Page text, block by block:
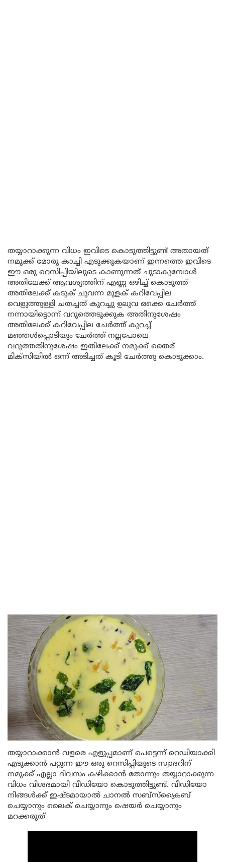
തയ്യാറാക്കുന്ന വിധം ഇവിടെ കൊടുത്തിട്ടുണ്ട് അതായത്
നമുക്ക് മോരു കാച്ചി എടുക്കുകയാണ് ഇന്നത്തെ ഇവിടെ
ഈ ഒരു റെസിപ്പിയിലൂടെ കാണുന്നത് ചൂടാകുമ്പോൾ
അതിലേക്ക് ആവശ്യത്തിന് എണ്ണ ഒഴിച്ച് കൊടുത്ത്
അതിലേക്ക് കടുക് ചുവന്ന മുളക് കറിവേപ്പില
വെളുത്തുള്ളി ചതച്ചത് കുറച്ചു ഉലുവ ഒക്കെ ചേർത്ത്
നന്നായിട്ടൊന്ന് വറുത്തെടുക്കുക അതിനുശേഷം
അതിലേക്ക് കറിവേപ്പില ചേർത്ത് കുറച്ച്
മഞ്ഞൾപ്പൊടിയും ചേർത്ത് നല്ലപോലെ
വറുത്തതിനുശേഷം ഇതിലേക്ക് നമുക്ക് തൈര്
മിക്സിയിൽ ഒന്ന് അടിച്ചത് കൂടി ചേർത്തു കൊടുക്കാം.
തയ്യാറാക്കാൻ വളരെ എളുപ്പമാണ് പെട്ടെന്ന് റെഡിയാക്കി
എടുക്കാൻ പറ്റുന്ന ഈ ഒരു റെസിപ്പിയുടെ സ്വാദറിന്
നമുക്ക് എല്ലാ ദിവസം കഴിക്കാൻ തോന്നും തയ്യാറാക്കുന്ന
വിധം വിശദമായി വീഡിയോ കൊടുത്തിട്ടുണ്ട്. വീഡിയോ
നിങ്ങൾക്ക് ഇഷ്ടമായാൽ ചാനൽ സബ്സ്ക്രൈബ്
ചെയ്യാനും ലൈക് ചെയ്യാനും ഷെയർ ചെയ്യാനും
മറക്കരുത്